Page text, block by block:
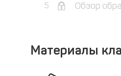
5 Обзор
Материалы